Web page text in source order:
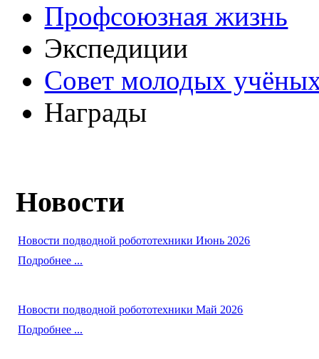
Профсоюзная жизнь
Экспедиции
Совет молодых
Награды
Новости
Новости подводной робототехники Июнь 2026
Подробнее ...
Новости подводной робототехники Май 2026
Подробнее ...